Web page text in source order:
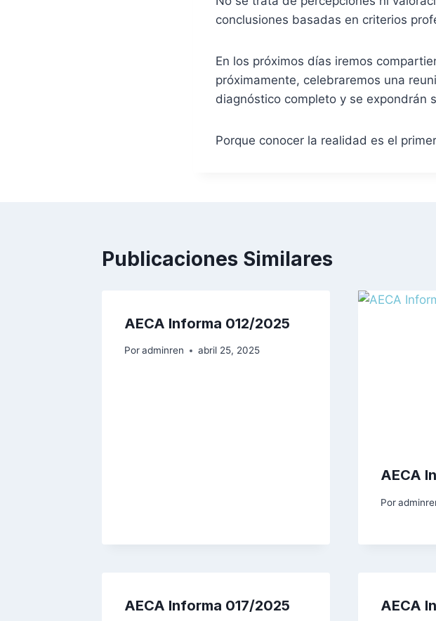
conclusiones basadas en criterios
En los próximos días iremos
próximamente, celebraremos una
diagnóstico completo y se expondrán
Porque conocer la realidad es el
Publicaciones Similares
AECA Informa 012/2025
Poradminren abril 25, 2025
AECA
Por
AECA Informa 017/2025 AECA